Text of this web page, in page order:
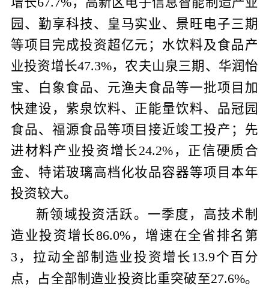
园、勤享科技、皇马实业、景旺电子三期
等项目完成投资超亿元；水饮料及食品产
业投资增长47.3%，农夫山泉三期、华润怡
宝、白象食品、元渔夫食品等一批项目加
快建设，紫泉饮料、正能量饮料、品冠园
食品、福源食品等项目接近竣工投产；先
进材料产业投资增长24.2% ，正信硬质合
金、特诺玻璃高档化妆品容器等项目本年
投资较大。
新领域投资活跃。一季度，高技术制
造业投资增长86.0%，增速在全省排名第
3 ，拉动全部制造业投资增长 13.9个百分
点，占全部制造业投资比重突破至27.6%。